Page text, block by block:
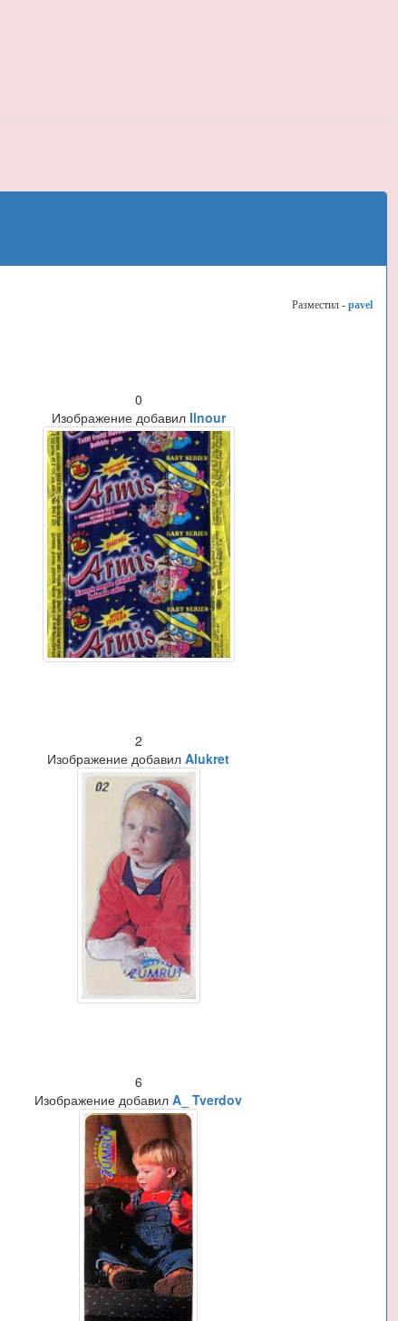
Разместил - pavel
0
Изображение добавил Ilnour
2
Изображение добавилAlukret
6
Изображение добавилA_ Tverdov